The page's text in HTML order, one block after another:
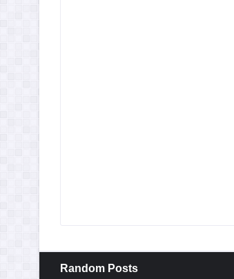
Random Posts